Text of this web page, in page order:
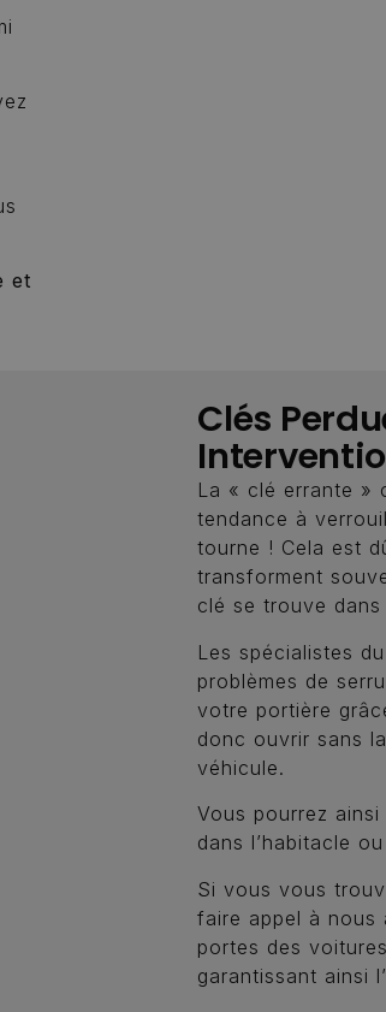
et
Clés
La « clé errante »
tendance à
tourne ! Cela est
transforment
clé se trouve
Les spécialistes
problèmes de
votre portière
donc ouvrir sans
véhicule.
Vous pourrez
dans l’habitacle
Si vous vous
faire appel à
portes des
garantissant ainsi